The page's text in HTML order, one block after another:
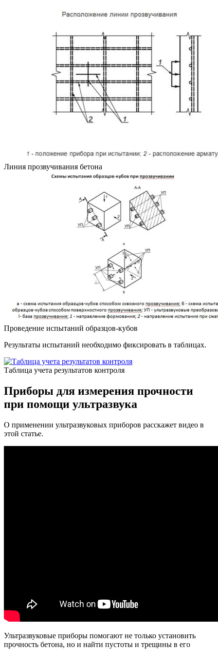
Линия прозвучивания бетона
Проведение испытаний образцов-кубов
Результаты испытаний необходимо фиксировать в таблицах.
Таблица учета результатов контроля
Приборы для измерения прочности
при помощи ультразвука
О применении ультразвуковых приборов расскажет видео в
этой статье.
Ультразвуковые приборы помогают не только установить
прочность бетона, но и найти пустоты и трещины в его